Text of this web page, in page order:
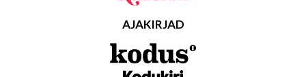
AJAKIRJAD